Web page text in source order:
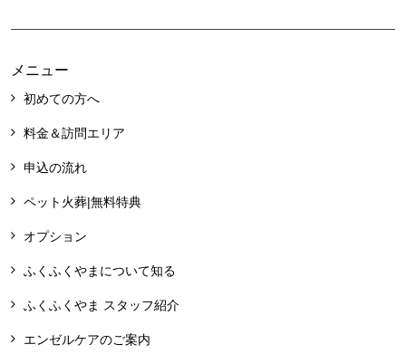
メニュー
初めての方へ
料金＆訪問エリア
申込の流れ
ペット火葬|無料特典
オプション
ふくふくやまについて知る
ふくふくやま スタッフ紹介
エンゼルケアのご案内